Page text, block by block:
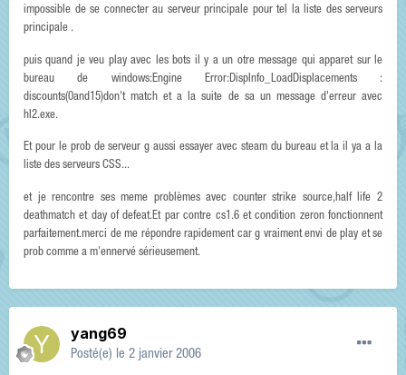
impossible de se connecter au serveur principale pour tel la liste des serveurs
principale .
puis quand je veu play avec les bots il y a un otre message qui apparet sur le
bureau de windows:Engine Error:DispInfo_LoadDisplacements :
discounts(0and15)don't match et a la suite de sa un message d'erreur avec
hl2.exe.
Et pour le prob de serveur g aussi essayer avec steam du bureau et la il ya a la
liste des serveurs CSS...
et je rencontre ses meme problèmes avec counter strike source,half life 2
deathmatch et day of defeat.Et par contre cs1.6 et condition zeron fonctionnent
parfaitement.merci de me répondre rapidement car g vraiment envi de play et se
prob comme a m'ennervé sérieusement.
yang69
Posté(e) le 2 janvier 2006